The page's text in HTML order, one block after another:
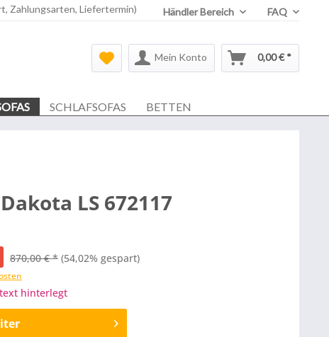
Zahlungsarten, Liefertermin) Händler Bereich FAQ
Mein Konto 0,00 € *
SCHLAFSOFAS BETTEN
LS 672117
870,00 € * (54,02% gespart)
hinterlegt